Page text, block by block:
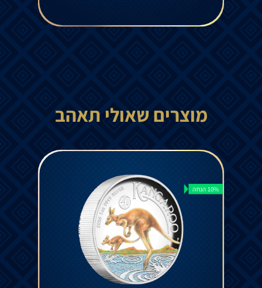
מוצרים שאולי תאהב
10% הנחה